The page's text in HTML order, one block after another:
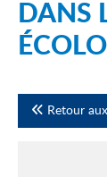
DANS
Retour